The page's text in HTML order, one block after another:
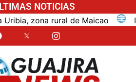
NOTICIAS
zona rural de Maicao